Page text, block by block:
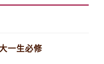
一生必修